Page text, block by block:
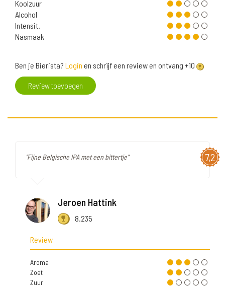
Koolzuur
Alcohol
Intensit.
Nasmaak
Ben je Bierista? Login en schrijf een review en ontvang +10
Review toevoegen
7,2
"Fijne Belgische IPA met een bittertje"
Jeroen Hattink
8.235
Review
Aroma
Zoet
Zuur